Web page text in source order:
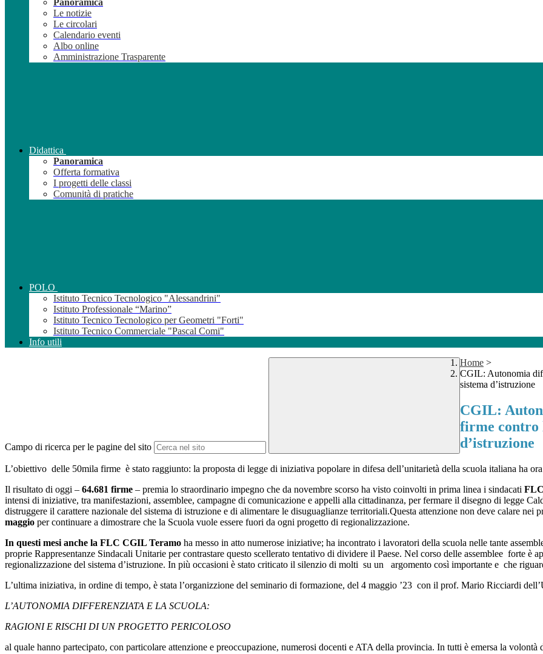
Panoramica
Le notizie
Le circolari
Calendario eventi
Albo online
Amministrazione Trasparente
Didattica
Panoramica
Offerta formativa
I progetti delle classi
Comunità di pratiche
POLO
Istituto Tecnico Tecnologico "Alessandrini"
Istituto Professionale “Marino”
Istituto Tecnico Tecnologico per Geometri "Forti"
Istituto Tecnico Commerciale "Pascal Comi"
Info utili
Campo di ricerca per le pagine del sito
Home >
CGIL: Autonomia
sistema d’istruzione
CGIL:
firme contro
d’istruzione
L’obiettivo delle 50mila firme è stato raggiunto: la proposta di legge di iniziativa popolare in difesa dell’unitarietà della scuola italiana ha
Il risultato di oggi – 64.681 firme – premia lo straordinario impegno che da novembre scorso ha visto coinvolti in prima linea i sindacati
intensi di iniziative, tra manifestazioni, assemblee, campagne di comunicazione e appelli alla cittadinanza, per fermare il disegno di legge
distruggere il carattere nazionale del sistema di istruzione e di alimentare le disuguaglianze territoriali.Questa attenzione non deve calare
maggio per continuare a dimostrare che la Scuola vuole essere fuori da ogni progetto di regionalizzazione.
In questi mesi anche la FLC CGIL Teramo ha messo in atto numerose iniziative; ha incontrato i lavoratori della scuola nelle tante
proprie Rappresentanze Sindacali Unitarie per contrastare questo scellerato tentativo di dividere il Paese. Nel corso delle assemblee forte è
regionalizzazione del sistema d’istruzione. In più occasioni è stato criticato il silenzio di molti su un argomento così importante e che
L’ultima iniziativa, in ordine di tempo, è stata l’organizzione del seminario di formazione, del 4 maggio ’23 con il prof. Mario Ricciardi
L’AUTONOMIA DIFFERENZIATA E LA SCUOLA:
RAGIONI E RISCHI DI UN PROGETTO PERICOLOSO
al quale hanno partecipato, con particolare attenzione e preoccupazione, numerosi docenti e ATA della provincia. In tutti è emersa la